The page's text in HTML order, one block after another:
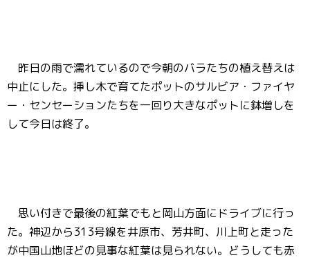
昨日の雨で濡れているので今朝のバラたちの植え替えは
中止にした。挿し木で育てたポットのサルビア・ファイヤ
ー・センセーションたちを一回り大きなポットに鉢増しを
して今日は終了。
思い付きで最後の紅葉でもと岡山方面にドライブに行っ
た。神辺から313号線を井原市、芳井町、川上町と走った
が中国山地ほどの見事な紅葉は見られない。どうしても赤